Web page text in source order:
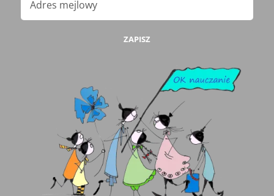
ZAPISZ